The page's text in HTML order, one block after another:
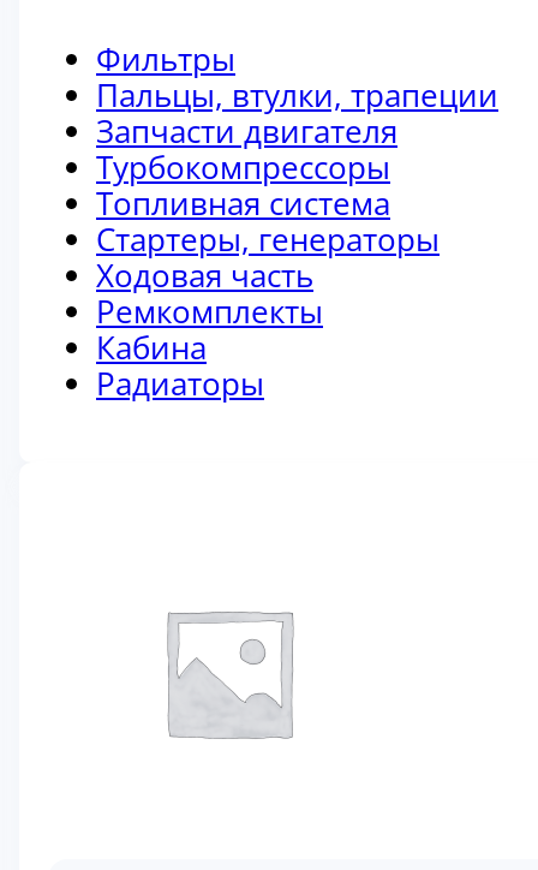
Фильтры
Пальцы, втулки, трапеции
Запчасти двигателя
Турбокомпрессоры
Топливная система
Стартеры, генераторы
Ходовая часть
Ремкомплекты
Кабина
Радиаторы